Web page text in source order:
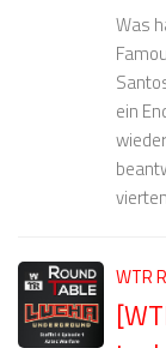
Was
ein
WTR